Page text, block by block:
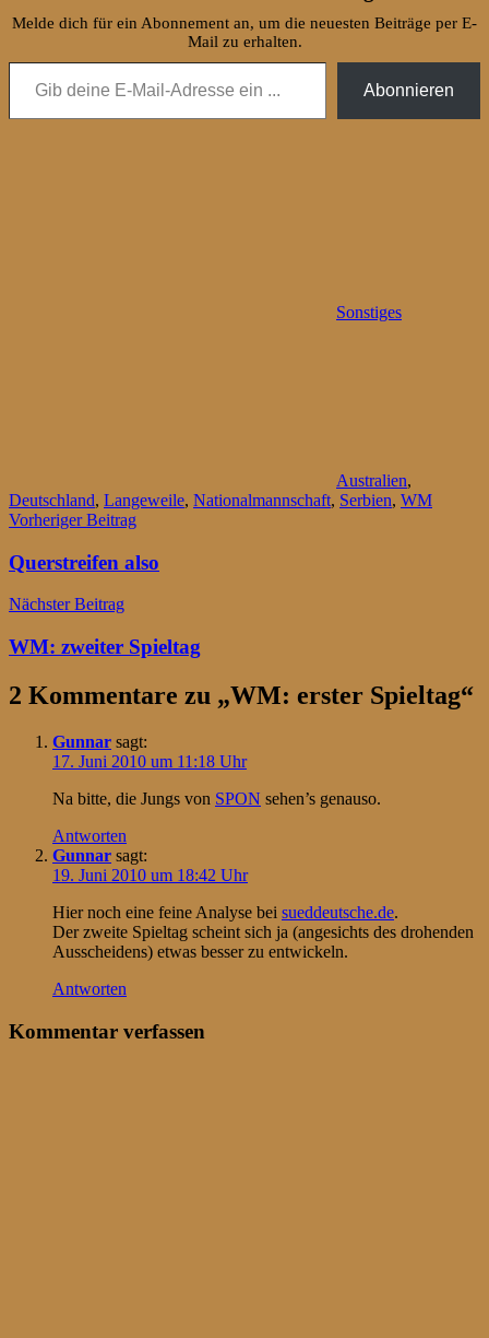
Melde dich für ein Abonnement an, um die neuesten Beiträge per E-
Mail zu erhalten.
Gib deine E-Mail-Adresse ein ...
Abonnieren
Sonstiges
Australien,
Deutschland, Langeweile, Nationalmannschaft, Serbien, WM
Beitragsnavigation
Vorheriger Beitrag
Querstreifen also
Nächster Beitrag
WM: zweiter Spieltag
2 Kommentare zu „WM: erster Spieltag“
Gunnar sagt:
17. Juni 2010 um 11:18 Uhr
Na bitte, die Jungs von SPON sehen’s genauso.
Antworten
Gunnar sagt:
19. Juni 2010 um 18:42 Uhr
Hier noch eine feine Analyse bei sueddeutsche.de.
Der zweite Spieltag scheint sich ja (angesichts des drohenden
Ausscheidens) etwas besser zu entwickeln.
Antworten
Kommentar verfassen